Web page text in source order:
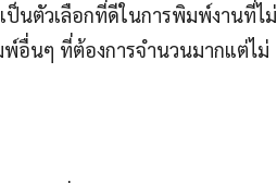
ป็นตัวเลือกที่ดีในการพิมพ์งานที่ไม่
อื่นๆ ที่ต้องการจำนวนมากแต่ไม่